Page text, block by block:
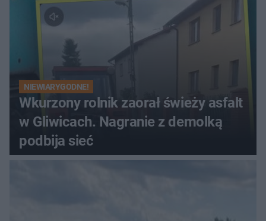
NIEWIARYGODNE!
Wkurzony rolnik zaorał świeży asfalt
w Gliwicach. Nagranie z demolką
podbija sieć